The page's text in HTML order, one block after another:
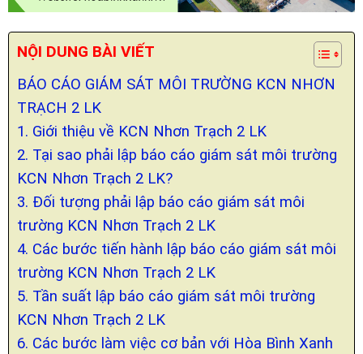
NỘI DUNG BÀI VIẾT
BÁO CÁO GIÁM SÁT MÔI TRƯỜNG KCN NHƠN
TRẠCH 2 LK
1. Giới thiệu về KCN Nhơn Trạch 2 LK
2. Tại sao phải lập báo cáo giám sát môi trường
KCN Nhơn Trạch 2 LK?
3. Đối tượng phải lập báo cáo giám sát môi
trường KCN Nhơn Trạch 2 LK
4. Các bước tiến hành lập báo cáo giám sát môi
trường KCN Nhơn Trạch 2 LK
5. Tần suất lập báo cáo giám sát môi trường
KCN Nhơn Trạch 2 LK
6. Các bước làm việc cơ bản với Hòa Bình Xanh